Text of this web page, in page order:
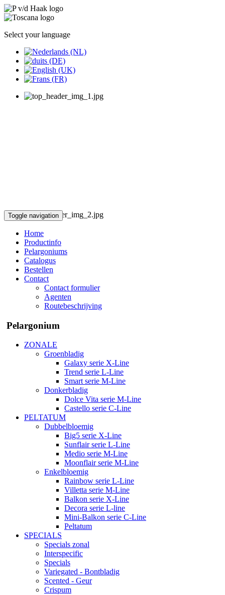
Select your language
Toggle navigation
Home
Productinfo
Pelargoniums
Catalogus
Bestellen
Contact
Contact formulier
Agenten
Routebeschrijving
Pelargonium
ZONALE
Groenbladig
Galaxy serie X-Line
Trend serie L-Line
Smart serie M-Line
Donkerbladig
Dolce Vita serie M-Line
Castello serie C-Line
PELTATUM
Dubbelbloemig
Big5 serie X-Line
Sunflair serie L-Line
Medio serie M-Line
Moonflair serie M-Line
Enkelbloemig
Rainbow serie L-Line
Villetta serie M-Line
Balkon serie X-Line
Decora serie L-line
Mini-Balkon serie C-Line
Peltatum
SPECIALS
Specials zonal
Interspecific
Specials
Variegated - Bontbladig
Scented - Geur
Crispum